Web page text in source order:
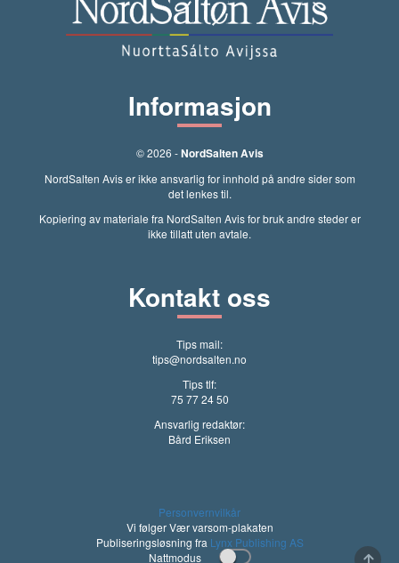
Informasjon
© 2026 -NordSalten Avis
NordSalten Avis er ikke ansvarlig for innhold på andre sider som
det lenkes til.
Kopiering av materiale fra NordSalten Avis for bruk andre steder er
ikke tillatt uten avtale.
Kontakt oss
Tips mail:
tips@nordsalten.no
Tips tlf:
75 77 24 50
Ansvarlig redaktør:
Bård Eriksen
Personvernvilkår
Vi følger Vær varsom-plakaten
Publiseringsløsning fra Lynx Publishing AS
Nattmodus